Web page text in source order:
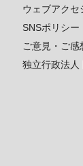
ウェブアクセ
SNSポリシー
ご意見・ご感
独立行政法人